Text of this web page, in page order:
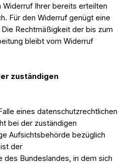
Widerruf Ihrer bereits erteilten
Für den Widerruf genügt eine
Rechtmäßigkeit der bis zum
bleibt vom Widerruf
zuständigen
eines datenschutzrechtlichen
bei der zuständigen
Aufsichtsbehörde bezüglich
der
Bundeslandes, in dem sich